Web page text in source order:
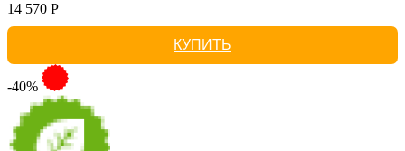
14 570 Р
КУПИТЬ
-40%